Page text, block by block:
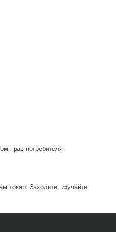
прав потребителя
товар. Заходите, изучайте